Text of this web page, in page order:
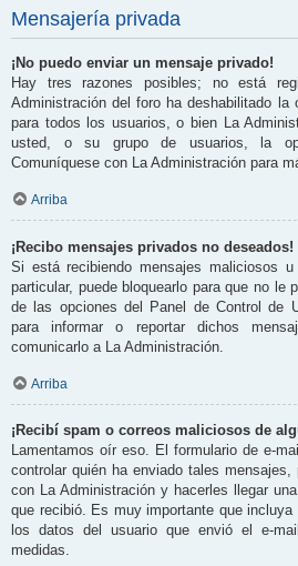
Mensajería privada
¡No puedo enviar un mensaje privado!
Hay tres razones posibles; no está
Administración del foro ha deshabilitado la
para todos los usuarios, o bien La
usted, o su grupo de usuarios, la
Comuníquese con La Administración para
Arriba
¡Recibo mensajes privados no deseados!
Si está recibiendo mensajes maliciosos
particular, puede bloquearlo para que no le
de las opciones del Panel de Control de
para informar o reportar dichos
comunicarlo a La Administración.
Arriba
¡Recibí spam o correos maliciosos de
Lamentamos oír eso. El formulario de e-
controlar quién ha enviado tales
con La Administración y hacerles llegar
que recibió. Es muy importante que
los datos del usuario que envió el e-
medidas.